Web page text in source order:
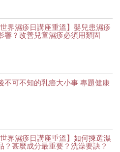
世界濕疹日講座重溫】嬰兒患濕疹
響？改善兒童濕疹必須用類固
不可不知的乳癌大小事 專題健康
世界濕疹日講座重溫】如何揀選濕
？甚麼成分最重要？洗澡要訣？